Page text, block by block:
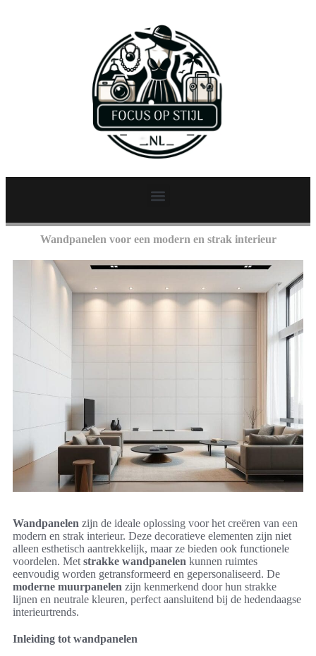
Wandpanelen voor een modern en strak interieur
Wandpanelen zijn de ideale oplossing voor het creëren van een
modern en strak interieur. Deze decoratieve elementen zijn niet
alleen esthetisch aantrekkelijk, maar ze bieden ook functionele
voordelen. Met strakke wandpanelen kunnen ruimtes
eenvoudig worden getransformeerd en gepersonaliseerd. De
moderne muurpanelen zijn kenmerkend door hun strakke
lijnen en neutrale kleuren, perfect aansluitend bij de hedendaagse
interieurtrends.
Inleiding tot wandpanelen